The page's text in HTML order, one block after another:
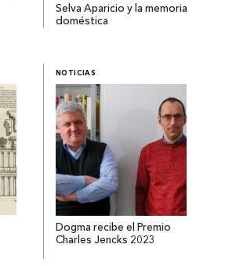
Selva Aparicio y la memoria
doméstica
NOTICIAS
Dogma recibe el Premio
Charles Jencks 2023